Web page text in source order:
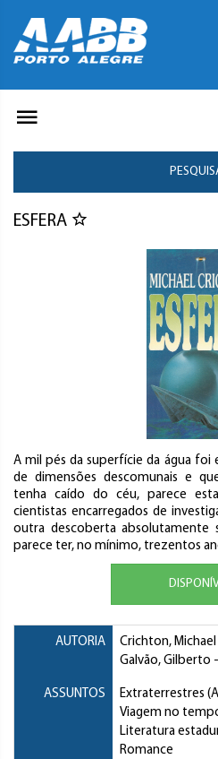
ESFERA
A mil pés da superfície da água foi
de dimensões descomunais e
tenha caído do céu, parece
cientistas encarregados de
outra descoberta absolutamente
parece ter, no mínimo, trezentos
AUTORIA Crichton, Michael
Galvão, Gilberto
ASSUNTOS
Extraterrestres
Viagem no
Literatura
Romance